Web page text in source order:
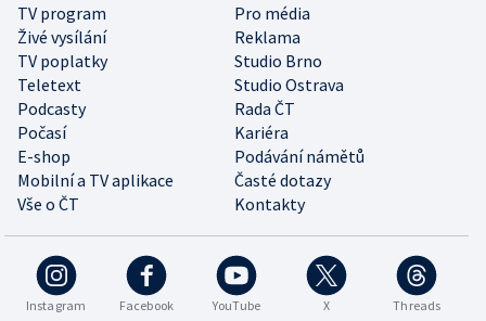
TV program
Pro média
Živé vysílání
Reklama
TV poplatky
Studio Brno
Teletext
Studio Ostrava
Podcasty
Rada ČT
Počasí
Kariéra
E-shop
Podávání námětů
Mobilní a TV aplikace
Časté dotazy
Vše o ČT
Kontakty
Instagram Facebook YouTube X Threads